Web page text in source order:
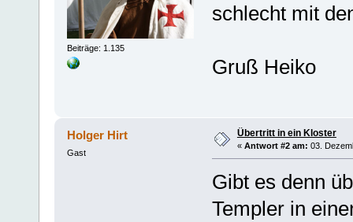
Beiträge: 1.135
schlecht mit
Gruß Heiko
Holger Hirt
Gast
Übertritt in ein Kloster
« Antwort #2 am: 03.
Gibt es denn
Templer in